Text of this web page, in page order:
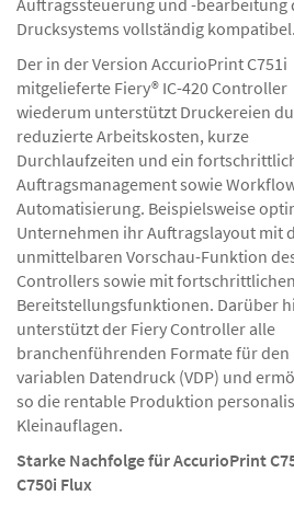
Auftragssteuerung und -bearbeitung
Drucksystems vollständig kompatibel.
Der in der Version AccurioPrint C751i
mitgelieferte Fiery® IC-420 Controller
wiederum unterstützt Druckereien
reduzierte Arbeitskosten, kurze
Durchlaufzeiten und ein
Auftragsmanagement sowie
Automatisierung. Beispielsweise
Unternehmen ihr Auftragslayout mit
unmittelbaren Vorschau-Funktion
Controllers sowie mit fortschrittlichen
Bereitstellungsfunktionen. Darüber
unterstützt der Fiery Controller alle
branchenführenden Formate für den
variablen Datendruck (VDP) und
so die rentable Produktion
Kleinauflagen.
Starke Nachfolge für AccurioPrint
C750i Flux